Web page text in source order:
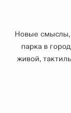
Новые
парка в
живой,